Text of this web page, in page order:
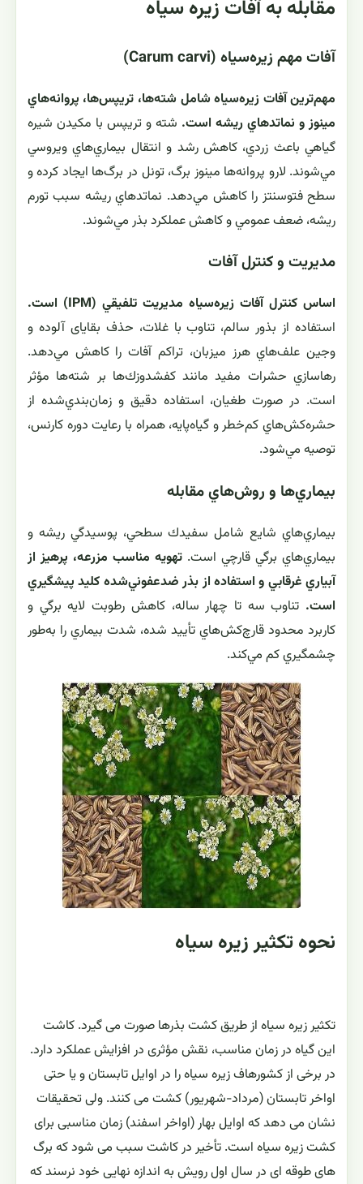
مقابله به آفات زيره سياه
آفات مهم زيره‌سياه (Carum carvi)
مهم‌ترين آفات زيره‌سياه شامل شته‌ها، تريپس‌ها، پروانه‌هاي
مينوز و نماتدهاي ريشه است. شته و تريپس با مكيدن شيره
گياهي باعث زردي، كاهش رشد و انتقال بيماري‌هاي ويروسي
مي‌شوند. لارو پروانه‌ها مينوز برگ، تونل در برگ‌ها ايجاد كرده و
سطح فتوسنتز را كاهش مي‌دهد. نماتدهاي ريشه سبب تورم
ريشه، ضعف عمومي و كاهش عملكرد بذر مي‌شوند.
مديريت و كنترل آفات
اساس كنترل آفات زيره‌سياه مديريت تلفيقي (IPM) است.
استفاده از بذور سالم، تناوب با غلات، حذف بقايای آلوده و
وجين علف‌هاي هرز ميزبان، تراكم آفات را كاهش مي‌دهد.
رهاسازي حشرات مفيد مانند كفشدوزك‌ها بر شته‌ها مؤثر
است. در صورت طغيان، استفاده دقيق و زمان‌بندي‌شده از
حشره‌كش‌هاي كم‌خطر و گياه‌پايه، همراه با رعايت دوره كارنس،
توصيه مي‌شود.
بيماري‌ها و روش‌هاي مقابله
بيماري‌هاي شايع شامل سفيدك سطحي، پوسيدگي ريشه و
بيماري‌هاي برگي قارچي است. تهويه مناسب مزرعه، پرهيز از
آبياري غرقابي و استفاده از بذر ضدعفوني‌شده كليد پيشگيري
است. تناوب سه تا چهار ساله، كاهش رطوبت لايه برگي و
كاربرد محدود قارچ‌كش‌هاي تأييد شده، شدت بيماري را به‌طور
چشمگيري كم مي‌كند.
نحوه تکثیر زيره سياه
تکثیر زیره سیاه از طریق کشت بذرها صورت می گیرد. کاشت
این گیاه در زمان مناسب، نقش مؤثری در افزایش عملکرد دارد.
در برخی از کشورهاف زیره سیاه را در اوایل تابستان و یا حتی
اواخر تابستان (مرداد-شهریور) کشت می کنند. ولی تحقیقات
نشان می دهد که اوایل بهار (اواخر اسفند) زمان مناسبی برای
کشت زیره سیاه است. تأخیر در کاشت سبب می شود که برگ
های طوقه ای در سال اول رویش به اندازه نهایی خود نرسند که